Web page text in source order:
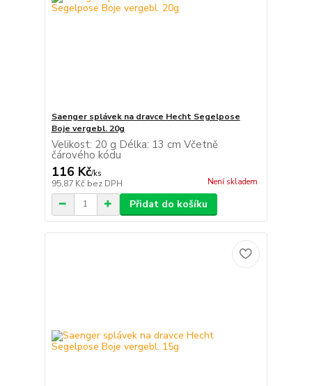
Saenger splávek na dravce Hecht Segelpose
Boje vergebl. 20g
Velikost: 20 g Délka: 13 cm Včetně
čárového kódu
116 Kč/ks
95,87 Kč bez DPH Není skladem
Přidat do košíku